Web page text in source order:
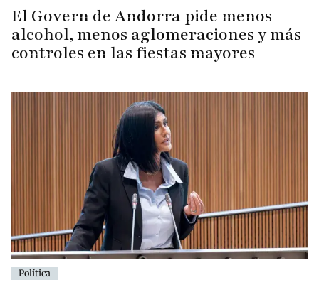
El Govern de Andorra pide menos
alcohol, menos aglomeraciones y más
controles en las fiestas mayores
Política